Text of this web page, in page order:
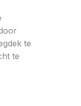
te
te